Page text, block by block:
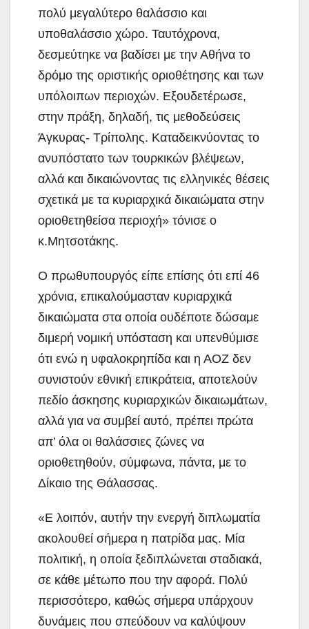
πολύ μεγαλύτερο θαλάσσιο και
υποθαλάσσιο χώρο. Ταυτόχρονα,
δεσμεύτηκε να βαδίσει με την Αθήνα το
δρόμο της οριστικής οριοθέτησης και των
υπόλοιπων περιοχών. Εξουδετέρωσε,
στην πράξη, δηλαδή, τις μεθοδεύσεις
Άγκυρας- Τρίπολης. Καταδεικνύοντας το
ανυπόστατο των τουρκικών βλέψεων,
αλλά και δικαιώνοντας τις ελληνικές θέσεις
σχετικά με τα κυριαρχικά δικαιώματα στην
οριοθετηθείσα περιοχή» τόνισε ο
κ.Μητσοτάκης.
Ο πρωθυπουργός είπε επίσης ότι επί 46
χρόνια, επικαλούμασταν κυριαρχικά
δικαιώματα στα οποία ουδέποτε δώσαμε
διμερή νομική υπόσταση και υπενθύμισε
ότι ενώ η υφαλοκρηπίδα και η ΑΟΖ δεν
συνιστούν εθνική επικράτεια, αποτελούν
πεδίο άσκησης κυριαρχικών δικαιωμάτων,
αλλά για να συμβεί αυτό, πρέπει πρώτα
απ’ όλα οι θαλάσσιες ζώνες να
οριοθετηθούν, σύμφωνα, πάντα, με το
Δίκαιο της Θάλασσας.
«Ε λοιπόν, αυτήν την ενεργή διπλωματία
ακολουθεί σήμερα η πατρίδα μας. Μία
πολιτική, η οποία ξεδιπλώνεται σταδιακά,
σε κάθε μέτωπο που την αφορά. Πολύ
περισσότερο, καθώς σήμερα υπάρχουν
δυνάμεις που σπεύδουν να καλύψουν